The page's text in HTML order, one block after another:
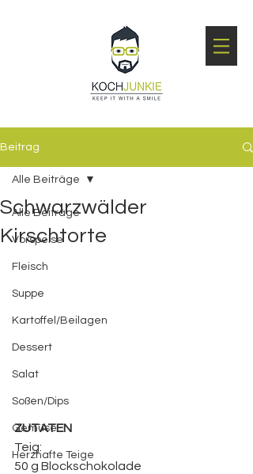
Beitrag
Alle Beiträge
Vorspeise
Fleisch
Suppe
Kartoffel/Beilagen
Dessert
Salat
Soßen/Dips
Gemüse
Herzhafte Teige
Alle Beiträge
Schwarzwälder
Kirschtorte
ZUTATEN
Teig:
50 g Blockschokolade